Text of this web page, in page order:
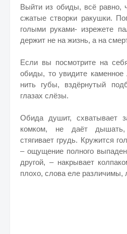
Выйти из обиды, всё равно,
сжатые створки ракушки.
голыми руками- изрежете
держит не на жизнь, а на
Если вы посмотрите на
обиды, то увидите
нить губы, вздёрнутый
глазах слёзы.
Обида душит, схватывает
комком, не даёт
стягивает грудь. Кружится
– ощущение полного
другой, – накрывает
плохо, слова еле различимы,